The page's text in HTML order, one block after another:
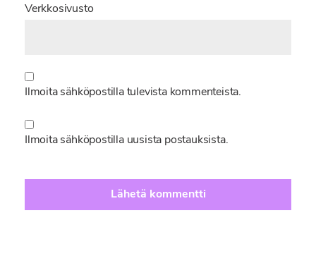
Verkkosivusto
Ilmoita sähköpostilla tulevista kommenteista.
Ilmoita sähköpostilla uusista postauksista.